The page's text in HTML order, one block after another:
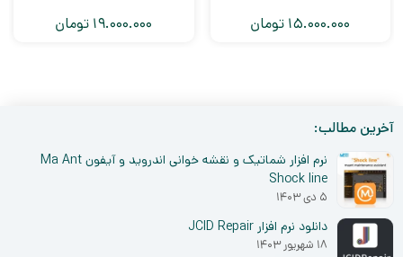
15.000.000 تومان 19.000.000 تومان
آخرین مطالب:
نرم افزار شماتیک و نقشه خوانی اندروید و آیفون Ma Ant
Shock line
۵ دی ۱۴۰۳
دانلود نرم افزار JCID Repair
۱۸ شهریور ۱۴۰۳